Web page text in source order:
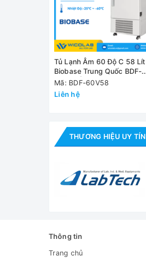
Dung tích
Dải nhiệt độ làm việc
Bước cài đặt/ hiển thị
Bộ điều khiển
Cánh báo
Môi chất làm lạnh
Vật liệu bên trong
Vật liệu bên ngoài
Cửa phụ bên trong
Tủ Lạnh Âm 60 Độ C 58 Lít
Biobase Trung Quốc BDF-
60V58 | Kiểu Đứng
Mã: BDF-60V58
Liên hệ
THƯƠNG HIỆU UY TÍN
Thông tin
Trang chủ